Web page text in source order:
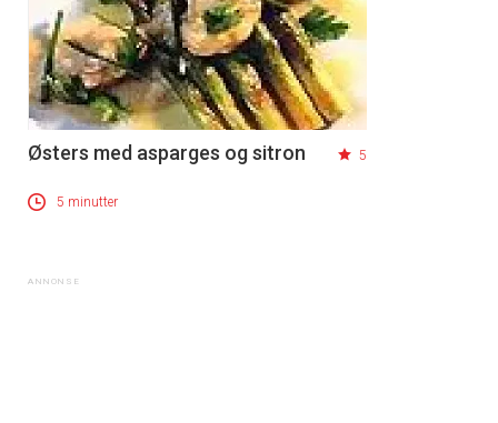
Østers med asparges og sitron 5
5 minutter